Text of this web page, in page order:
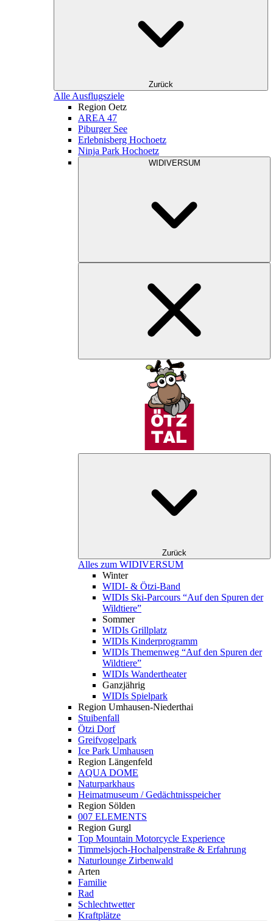
Zurück
Alle Ausflugsziele
Region Oetz
AREA 47
Piburger See
Erlebnisberg Hochoetz
Ninja Park Hochoetz
WIDIVERSUM
Zurück
Alles zum WIDIVERSUM
Winter
WIDI- & Ötzi-Band
WIDIs Ski-Parcours “Auf den Spuren der
Wildtiere”
Sommer
WIDIs Grillplatz
WIDIs Kinderprogramm
WIDIs Themenweg “Auf den Spuren der
Wildtiere”
WIDIs Wandertheater
Ganzjährig
WIDIs Spielpark
Region Umhausen-Niederthai
Stuibenfall
Ötzi Dorf
Greifvogelpark
Ice Park Umhausen
Region Längenfeld
AQUA DOME
Naturparkhaus
Heimatmuseum / Gedächtnisspeicher
Region Sölden
007 ELEMENTS
Region Gurgl
Top Mountain Motorcycle Experience
Timmelsjoch-Hochalpenstraße & Erfahrung
Naturlounge Zirbenwald
Arten
Familie
Rad
Schlechtwetter
Kraftplätze